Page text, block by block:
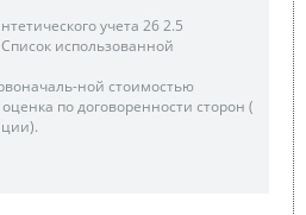
учета 26 2.5
использованной
ной стоимостью
по договоренности сторон (